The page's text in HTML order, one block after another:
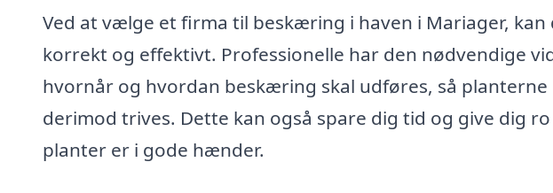
Ved at vælge et firma til beskæring i haven i Mariager,
korrekt og effektivt. Professionelle har den nødvendige
hvornår og hvordan beskæring skal udføres, så
derimod trives. Dette kan også spare dig tid og give dig
planter er i gode hænder.